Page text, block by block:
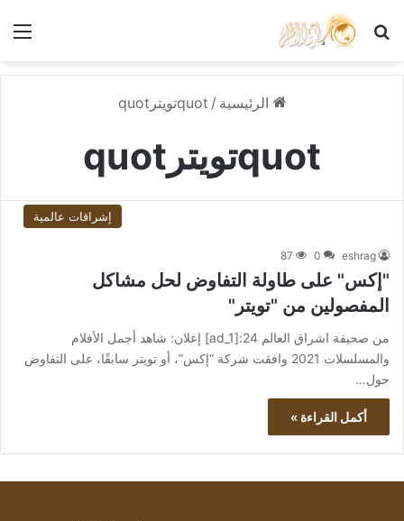
بحث عن
الرئيسية / quotتويترquot
quotتويترquot
إشراقات عالمية
eshrag
0
87
"إكس" على طاولة التفاوض لحل مشاكل
المفصولين من "تويتر"
من صحيفة اشراق العالم 24:[ad_1] إعلان: شاهد أجمل الأفلام
والمسلسلات 2021 وافقت شركة “إكس”، أو تويتر سابقًا، على التفاوض
حول…
أكمل القراءة »